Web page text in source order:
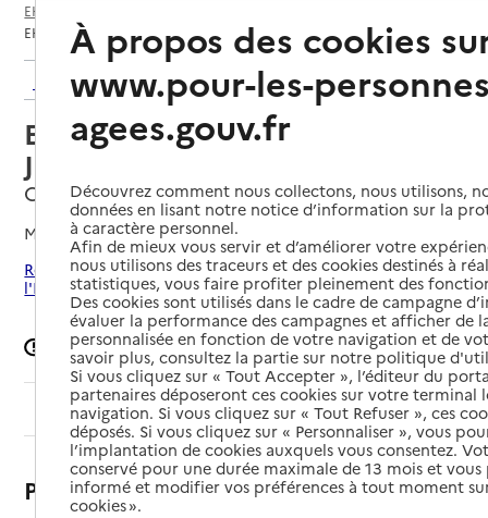
EHPAD par département
EHPAD Résidence Léon Ronzier Joly
Retour aux résultats de l'annuaire
EHPAD Résidence Léon Ronzier
Joly
Clermont-l'Hérault, HERAULT
Mis à jour le11/04/2025
Rechercher les établissements autour de Clermont-
l'Hérault
Signaler une erreur
Sommaire
Présentation
À propos des cookies
www.pour-les-
agees.gouv.fr
Découvrez comment nous collectons, nous utilisons,
données en lisant notre notice d’information sur la
à caractère personnel.
Afin de mieux vous servir et d’améliorer votre
nous utilisons des traceurs et des cookies destinés à
statistiques, vous faire profiter pleinement des
Des cookies sont utilisés dans le cadre de campagne
évaluer la performance des campagnes et afficher de
personnalisée en fonction de votre navigation et de
savoir plus, consultez la partie sur notre politique
Si vous cliquez sur « Tout Accepter », l’éditeur du
partenaires déposeront ces cookies sur votre terminal
navigation. Si vous cliquez sur « Tout Refuser », ces
déposés. Si vous cliquez sur « Personnaliser », vous
l’implantation de cookies auxquels vous consentez.
conservé pour une durée maximale de 13 mois et
informé et modifier vos préférences à tout moment
cookies ».